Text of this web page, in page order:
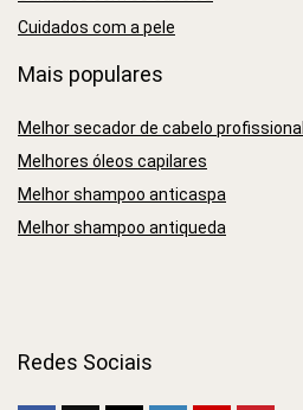
Cuidados com a pele
Mais populares
Melhor secador de cabelo profissional
Melhores óleos capilares
Melhor shampoo anticaspa
Melhor shampoo antiqueda
Redes Sociais